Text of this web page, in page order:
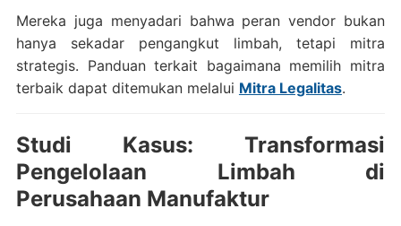
Mereka juga menyadari bahwa peran vendor bukan
hanya sekadar pengangkut limbah, tetapi mitra
strategis. Panduan terkait bagaimana memilih mitra
terbaik dapat ditemukan melalui Mitra Legalitas.
Studi Kasus: Transformasi
Pengelolaan Limbah di
Perusahaan Manufaktur